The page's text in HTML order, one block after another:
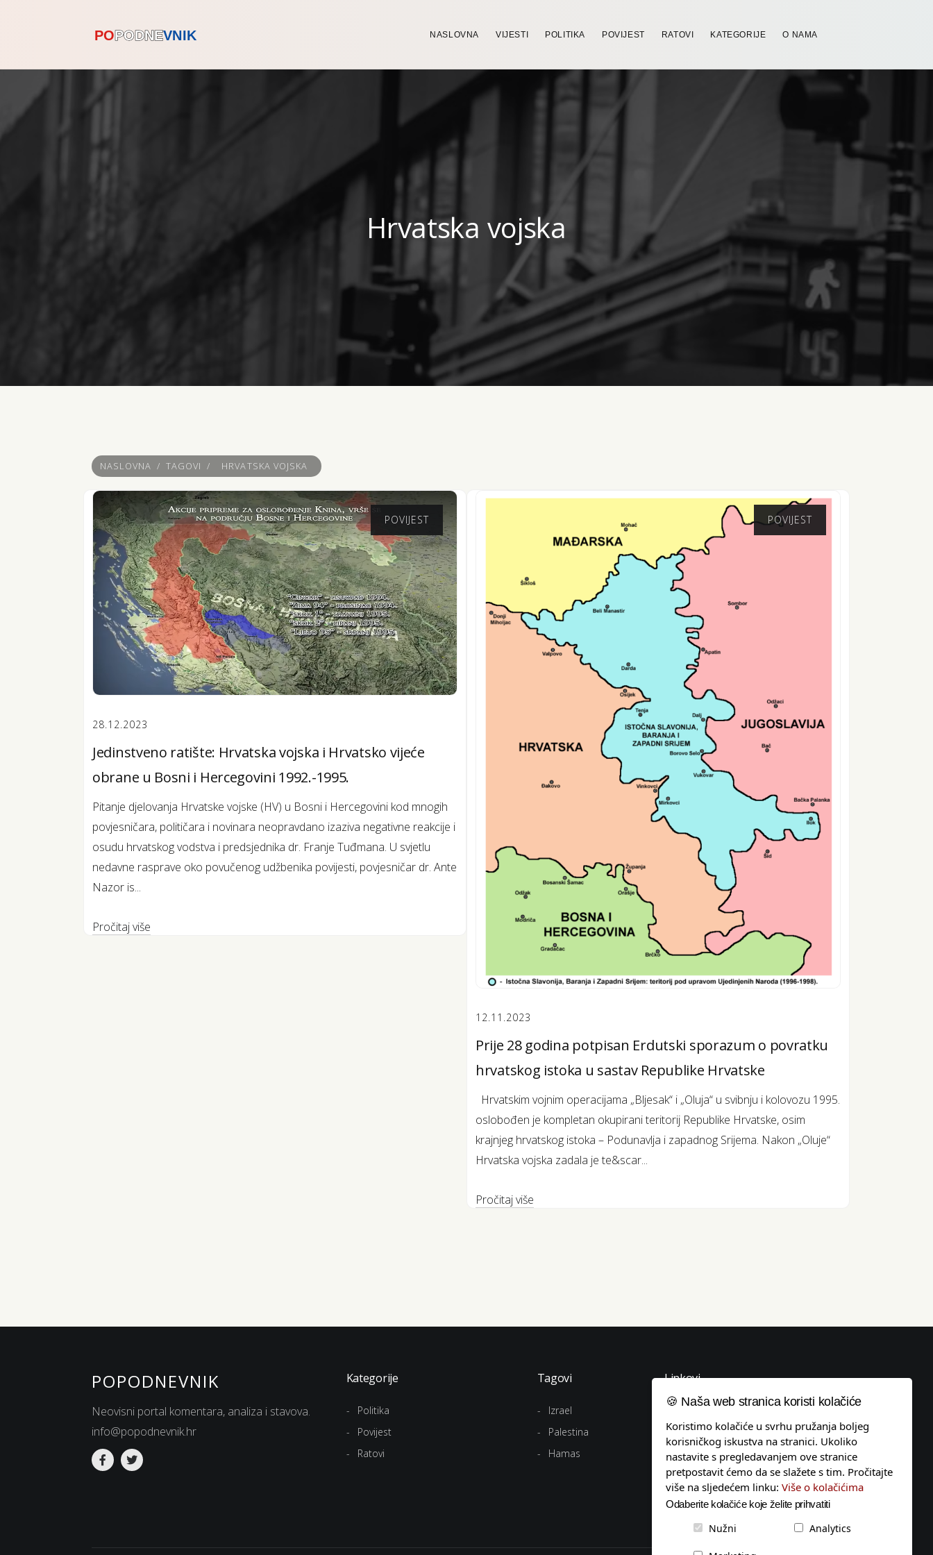
NASLOVNA VIJESTI POLITIKA POVIJEST RATOVI KATEGORIJE O NAMA
Hrvatska vojska
NASLOVNA / TAGOVI / HRVATSKA VOJSKA
POVIJEST
28.12.2023
Jedinstveno ratište: Hrvatska vojska i Hrvatsko vijeće
obrane u Bosni i Hercegovini 1992.-1995.
Pitanje djelovanja Hrvatske vojske (HV) u Bosni i Hercegovini kod mnogih
povjesničara, političara i novinara neopravdano izaziva negativne reakcije i
osudu hrvatskog vodstva i predsjednika dr. Franje Tuđmana. U svjetlu
nedavne rasprave oko povučenog udžbenika povijesti, povjesničar dr. Ante
Nazor is...
Pročitaj više
POVIJEST
12.11.2023
Prije 28 godina potpisan Erdutski sporazum o povratku
hrvatskog istoka u sastav Republike Hrvatske
Hrvatskim vojnim operacijama „Bljesak“ i „Oluja“ u svibnju i kolovozu 1995.
oslobođen je kompletan okupirani teritorij Republike Hrvatske, osim
krajnjeg hrvatskog istoka – Podunavlja i zapadnog Srijema. Nakon „Oluje“
Hrvatska vojska zadala je te&scar...
Pročitaj više
POPODNEVNIK
Neovisni portal komentara, analiza i stavova.
info@popodnevnik.hr
Kategorije
Politika
Povijest
Ratovi
Tagovi
Izrael
Palestina
Hamas
Linkovi
Politika privatnosti
Pravila o kolačićima
Impressum
🍪 Naša web stranica koristi kolačiće
Koristimo kolačiće u svrhu pružanja boljeg
korisničkog iskustva na stranici. Ukoliko
nastavite s pregledavanjem ove stranice
pretpostavit ćemo da se slažete s tim. Pročitajte
više na sljedećem linku: Više o kolačićima
Odaberite kolačiće koje želite prihvatiti
Nužni Analytics